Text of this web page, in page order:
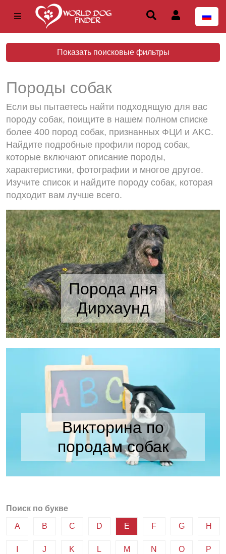
Показать поисковые фильтры
Породы собак
Если вы пытаетесь найти подходящую для вас
породу собак, поищите в нашем полном списке
более 400 пород собак, признанных ФЦИ и AKC.
Найдите подробные профили пород собак,
которые включают описание породы,
характеристики, фотографии и многое другое.
Изучите список и найдите породу собак, которая
подходит вам лучше всего.
Порода дня
Дирхаунд
Викторина по
породам собак
Поиск по букве
A B C D E F G H
J K L M N O P